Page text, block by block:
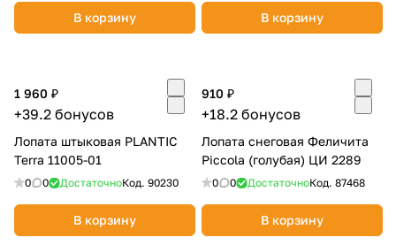
В корзину В корзину
1 960 ₽
+39.2 бонусов
Лопата штыковая PLANTIC
Terra 11005-01
0 0 ДостаточноКод. 90230
В корзину
910 ₽
+18.2 бонусов
Лопата снеговая Феличита
Piccola (голубая) ЦИ 2289
0 0 ДостаточноКод. 87468
В корзину